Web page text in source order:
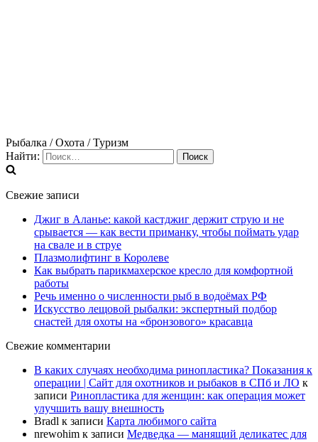
Рыбалка / Охота / Туризм
Найти:
Свежие записи
Джиг в Аланье: какой кастджиг держит струю и не
срывается — как вести приманку, чтобы поймать удар
на свале и в струе
Плазмолифтинг в Королеве
Как выбрать парикмахерское кресло для комфортной
работы
Речь именно о численности рыб в водоёмах РФ
Искусство лещовой рыбалки: экспертный подбор
снастей для охоты на «бронзового» красавца
Свежие комментарии
В каких случаях необходима ринопластика? Показания к
операции | Сайт для охотников и рыбаков в СПб и ЛО к
записи Ринопластика для женщин: как операция может
улучшить вашу внешность
Bradl к записи Карта любимого сайта
nrewohim к записи Медведка — манящий деликатес для